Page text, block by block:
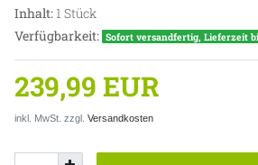
Inhalt:1 Stück
Verfügbarkeit: Sofort versandfertig, Lieferzeit
239,99 EUR
inkl. MwSt. zzgl. Versandkosten